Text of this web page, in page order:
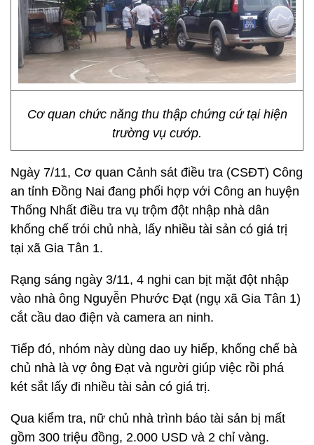
Cơ quan chức năng thu thập chứng cứ tại hiện
trường vụ cướp.
Ngày 7/11, Cơ quan Cảnh sát điều tra (CSĐT) Công
an tỉnh Đồng Nai đang phối hợp với Công an huyện
Thống Nhất điều tra vụ trộm đột nhập nhà dân
khống chế trói chủ nhà, lấy nhiều tài sản có giá trị
tại xã Gia Tân 1.
Rạng sáng ngày 3/11, 4 nghi can bịt mặt đột nhập
vào nhà ông Nguyễn Phước Đạt (ngụ xã Gia Tân 1)
cắt cầu dao điện và camera an ninh.
Tiếp đó, nhóm này dùng dao uy hiếp, khống chế bà
chủ nhà là vợ ông Đạt và người giúp việc rồi phá
két sắt lấy đi nhiều tài sản có giá trị.
Qua kiểm tra, nữ chủ nhà trình báo tài sản bị mất
gồm 300 triệu đồng, 2.000 USD và 2 chỉ vàng.